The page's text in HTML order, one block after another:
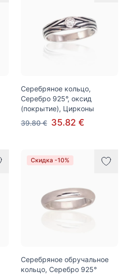
Серебряное кольцо,
Серебро 925°, оксид
(покрытие), Цирконы
39.80 € 35.82 €
Скидка -10%
Серебряное обручальное
кольцо, Серебро 925°